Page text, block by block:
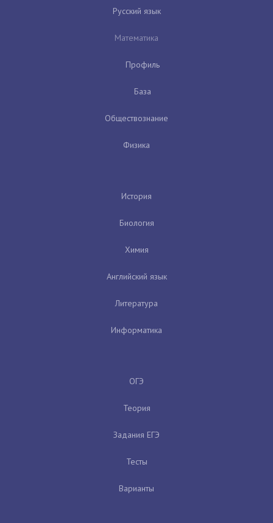
Русский язык
Математика
Профиль
База
Обществознание
Физика
История
Биология
Химия
Английский язык
Литература
Информатика
ОГЭ
Теория
Задания ЕГЭ
Тесты
Варианты